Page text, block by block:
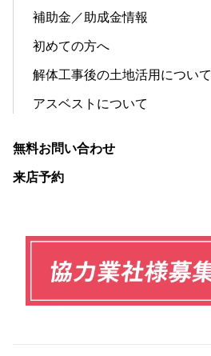
補助金／助成金情報
初めての方へ
解体工事後の土地活用について
アスベストについて
無料お問い合わせ
来店予約